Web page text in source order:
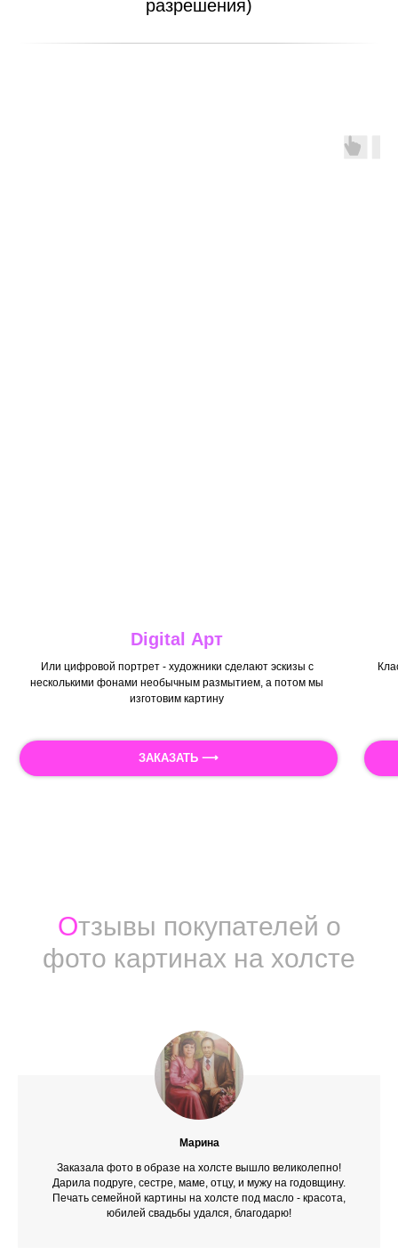
разрешения)
Digital Арт
Или цифровой портрет - художники сделают эскизы с
несколькими фонами необычным размытием, а потом мы
изготовим картину
ЗАКАЗАТЬ ⟶
Отзывы покупателей о
фото картинах на холсте
Марина
Заказала фото в образе на холсте вышло великолепно!
Дарила подруге, сестре, маме, отцу, и мужу на годовщину.
Печать семейной картины на холсте под масло - красота,
юбилей свадьбы удался, благодарю!